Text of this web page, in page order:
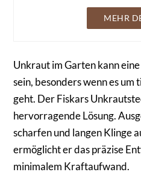
MEHR
Unkraut im Garten kann
sein, besonders wenn es
geht. Der Fiskars
hervorragende Lösung.
scharfen und langen Klinge
ermöglicht er das präzise
minimalem Kraftaufwand.